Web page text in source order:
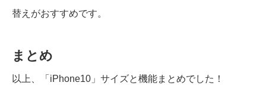
替えがおすすめです。
まとめ
以上、「iPhone10」サイズと機能まとめでした！